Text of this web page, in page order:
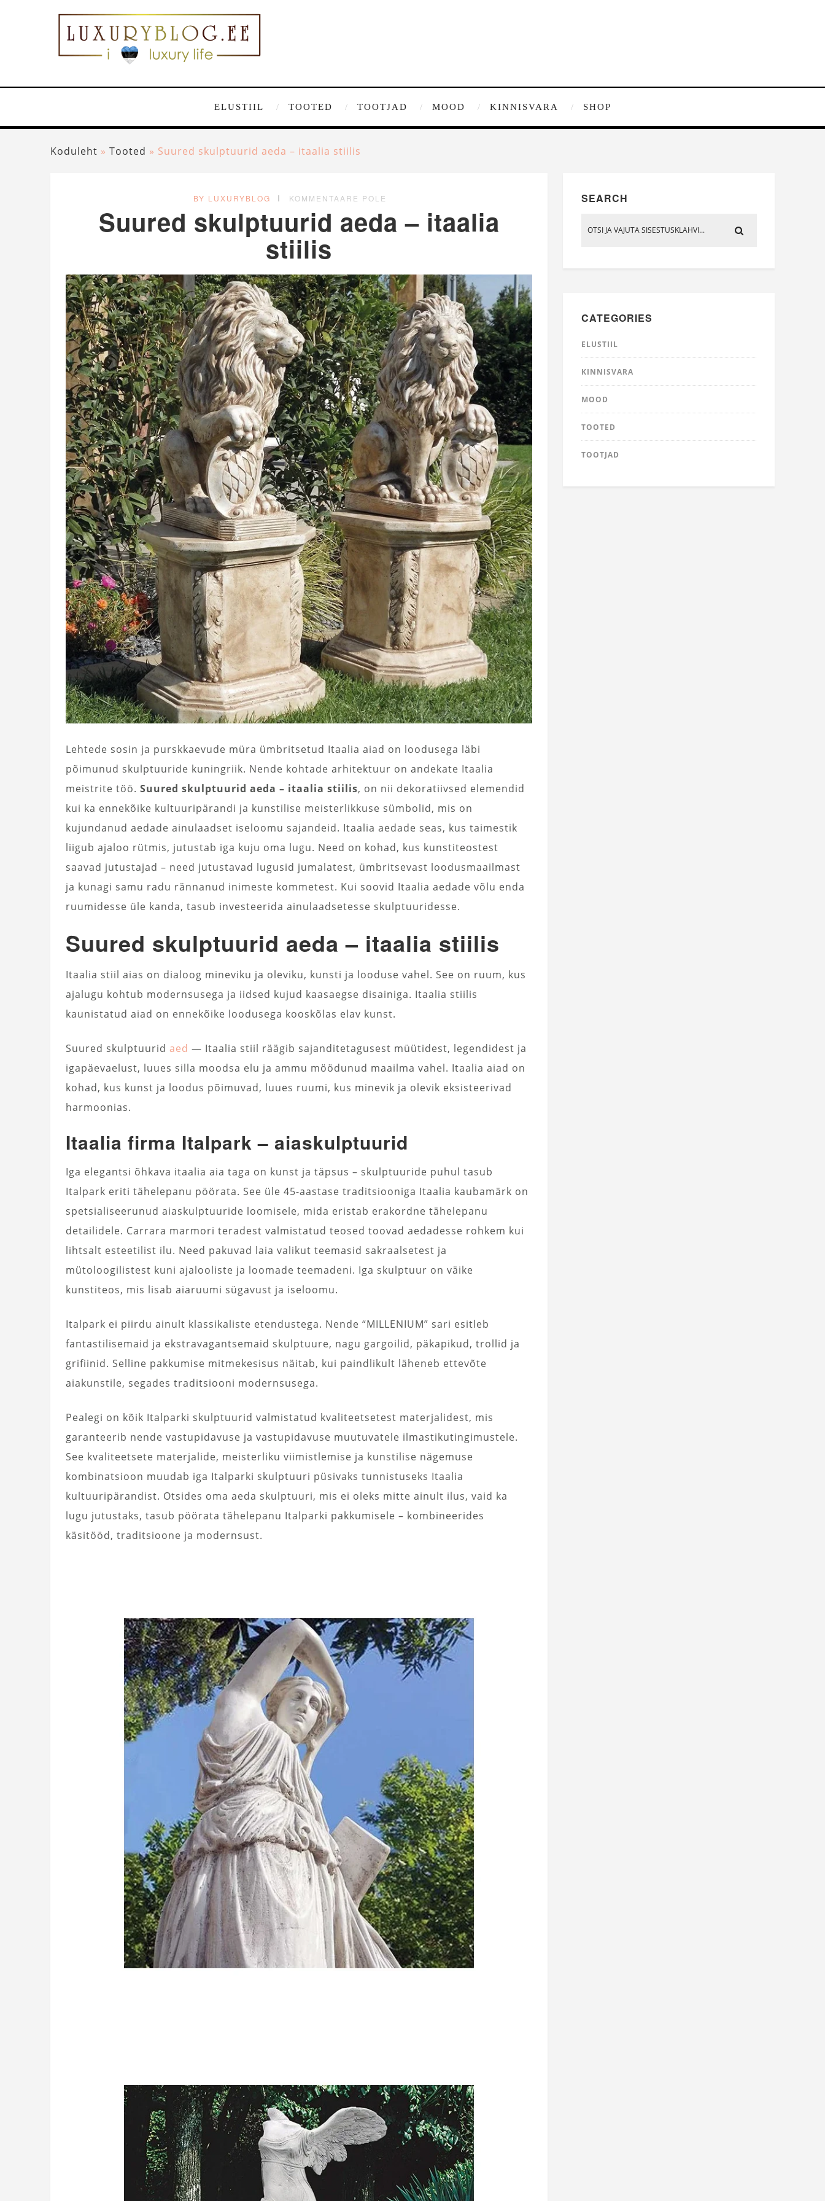
ELUSTIIL TOOTED TOOTJAD MOOD KINNISVARA SHOP
Koduleht » Tooted » Suured skulptuurid aeda – itaalia stiilis
BY LUXURYBLOG KOMMENTAARE POLE
Suured skulptuurid aeda – itaalia
stiilis
Lehtede sosin ja purskkaevude müra ümbritsetud Itaalia aiad on loodusega läbi
põimunud skulptuuride kuningriik. Nende kohtade arhitektuur on andekate Itaalia
meistrite töö. Suured skulptuurid aeda – itaalia stiilis, on nii dekoratiivsed elemendid
kui ka ennekõike kultuuripärandi ja kunstilise meisterlikkuse sümbolid, mis on
kujundanud aedade ainulaadset iseloomu sajandeid. Itaalia aedade seas, kus taimestik
liigub ajaloo rütmis, jutustab iga kuju oma lugu. Need on kohad, kus kunstiteostest
saavad jutustajad – need jutustavad lugusid jumalatest, ümbritsevast loodusmaailmast
ja kunagi samu radu rännanud inimeste kommetest. Kui soovid Itaalia aedade võlu enda
ruumidesse üle kanda, tasub investeerida ainulaadsetesse skulptuuridesse.
Suured skulptuurid aeda – itaalia stiilis
Itaalia stiil aias on dialoog mineviku ja oleviku, kunsti ja looduse vahel. See on ruum, kus
ajalugu kohtub modernsusega ja iidsed kujud kaasaegse disainiga. Itaalia stiilis
kaunistatud aiad on ennekõike loodusega kooskõlas elav kunst.
Suured skulptuurid aed — Itaalia stiil räägib sajanditetagusest müütidest, legendidest ja
igapäevaelust, luues silla moodsa elu ja ammu möödunud maailma vahel. Itaalia aiad on
kohad, kus kunst ja loodus põimuvad, luues ruumi, kus minevik ja olevik eksisteerivad
harmoonias.
Itaalia firma Italpark – aiaskulptuurid
Iga elegantsi õhkava itaalia aia taga on kunst ja täpsus – skulptuuride puhul tasub
Italpark eriti tähelepanu pöörata. See üle 45-aastase traditsiooniga Itaalia kaubamärk on
spetsialiseerunud aiaskulptuuride loomisele, mida eristab erakordne tähelepanu
detailidele. Carrara marmori teradest valmistatud teosed toovad aedadesse rohkem kui
lihtsalt esteetilist ilu. Need pakuvad laia valikut teemasid sakraalsetest ja
mütoloogilistest kuni ajalooliste ja loomade teemadeni. Iga skulptuur on väike
kunstiteos, mis lisab aiaruumi sügavust ja iseloomu.
Italpark ei piirdu ainult klassikaliste etendustega. Nende “MILLENIUM” sari esitleb
fantastilisemaid ja ekstravagantsemaid skulptuure, nagu gargoilid, päkapikud, trollid ja
grifiinid. Selline pakkumise mitmekesisus näitab, kui paindlikult läheneb ettevõte
aiakunstile, segades traditsiooni modernsusega.
Pealegi on kõik Italparki skulptuurid valmistatud kvaliteetsetest materjalidest, mis
garanteerib nende vastupidavuse ja vastupidavuse muutuvatele ilmastikutingimustele.
See kvaliteetsete materjalide, meisterliku viimistlemise ja kunstilise nägemuse
kombinatsioon muudab iga Italparki skulptuuri püsivaks tunnistuseks Itaalia
kultuuripärandist. Otsides oma aeda skulptuuri, mis ei oleks mitte ainult ilus, vaid ka
lugu jutustaks, tasub pöörata tähelepanu Italparki pakkumisele – kombineerides
käsitööd, traditsioone ja modernsust.
SEARCH
CATEGORIES
ELUSTIIL
KINNISVARA
MOOD
TOOTED
TOOTJAD